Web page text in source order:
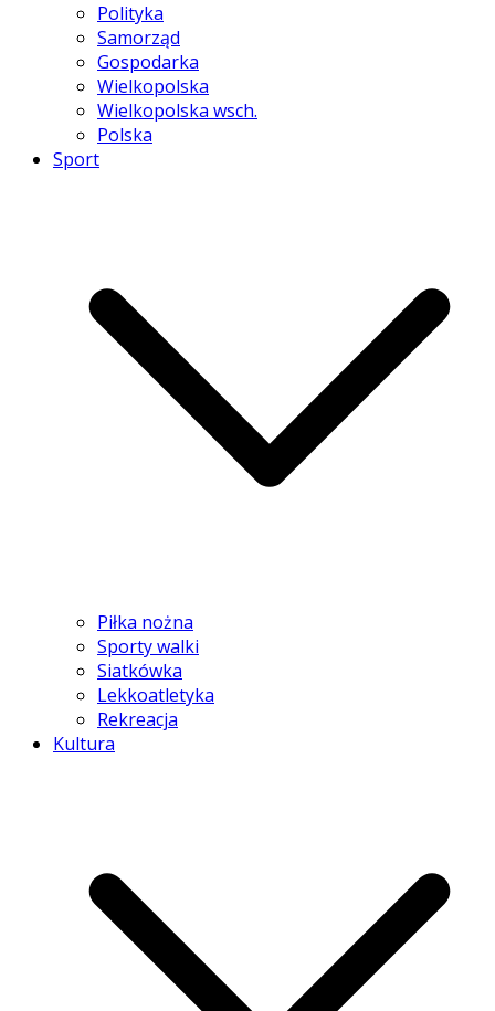
Polityka
Samorząd
Gospodarka
Wielkopolska
Wielkopolska wsch.
Polska
Sport
Piłka nożna
Sporty walki
Siatkówka
Lekkoatletyka
Rekreacja
Kultura